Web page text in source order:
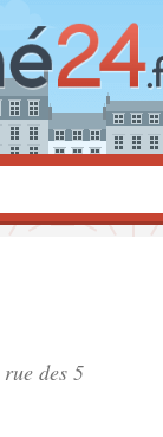
rue des 5